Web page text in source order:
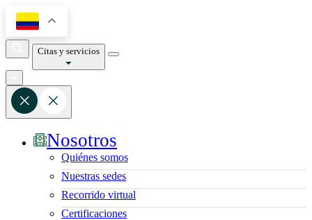
Citas y servicios
Nosotros
Quiénes somos
Nuestras sedes
Recorrido virtual
Certificaciones